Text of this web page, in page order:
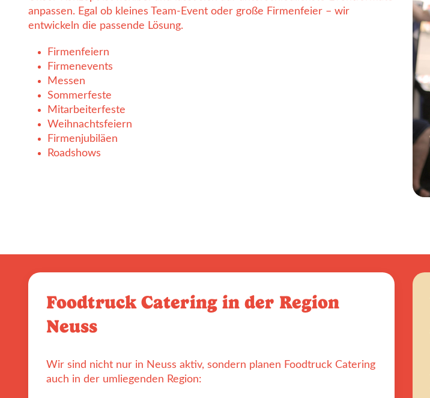
anpassen. Egal ob kleines Team-Event oder große Firmenfeier – wir
entwickeln die passende Lösung.
Firmenfeiern
Firmenevents
Messen
Sommerfeste
Mitarbeiterfeste
Weihnachtsfeiern
Firmenjubiläen
Roadshows
Foodtruck Catering in der Region
Neuss
Wir sind nicht nur in Neuss aktiv, sondern planen Foodtruck Catering
auch in der umliegenden Region: